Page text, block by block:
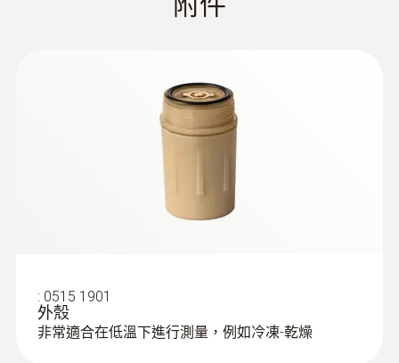
入過程中，軟體會在關鍵點給出提示，為您提
750 操作小時 (測量週期為10秒， 在 +121 °C
時)
: 0515 1901
外殼
非常適合在低溫下進行測量，例如冷凍-乾燥